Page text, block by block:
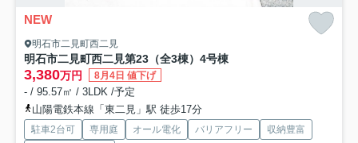
NEW
明石市二見町西二見
明石市二見町西二見第23（全3棟）4号棟
3,380万円 8月4日 値下げ
- / 95.57㎡ / 3LDK /予定
山陽電鉄本線「東二見」駅 徒歩17分
駐車2台可 専用庭 オール電化 バリアフリー
収納豊富